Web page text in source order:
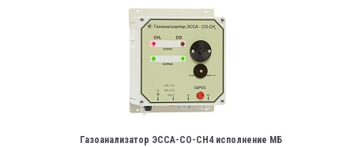
Газоанализатор ЭССА-СО-СН4 исполнение МБ